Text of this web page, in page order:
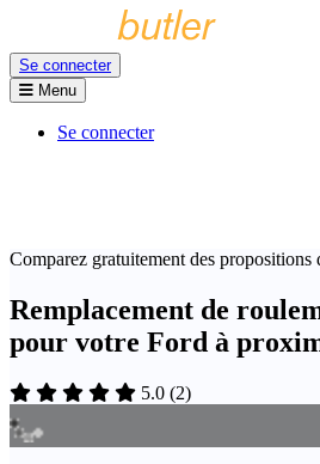
Se connecter
Menu
Se connecter
Comparez gratuitement des propositions
Remplacement de
pour votre Ford à
5.0 (2)